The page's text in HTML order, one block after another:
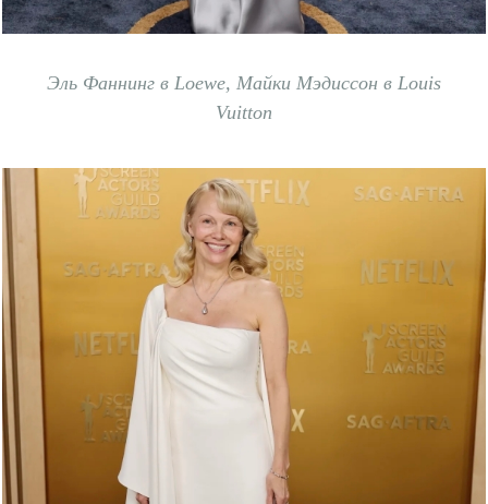
Эль Фаннинг в Loewe, Майки Мэдиссон в Louis
Vuitton